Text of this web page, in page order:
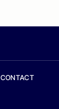
CONTACT